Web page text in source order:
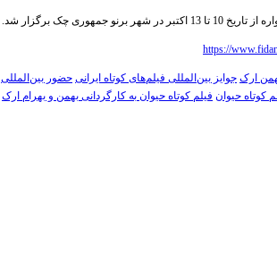
جمهوری چک برگزار شد.
https://
ارک جوایز بین‌المللی فیلم‌های کوتاه ایرانی حضور بین‌المللی
کوتاه حیوان فیلم کوتاه حیوان به کارگردانی بهمن و بهرام ارک